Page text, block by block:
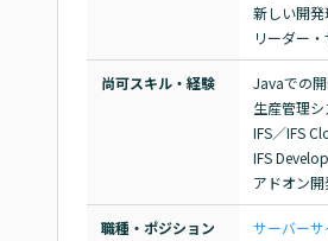
新しい開
リーダー
尚可スキル・経験
Javaでの
生産管理
IFS／IFS
IFS
アドオン
職種・ポジション サーバー